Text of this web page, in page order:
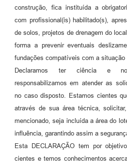
construção, fica instituída a
com profissional(is) habilitado(s),
de solos, projetos de drenagem do
forma a prevenir eventuais
fundações compatíveis com a situação
Declaramos ter ciência e
responsabilizamos em atender as
no caso disposto. Estamos cientes
através de sua área técnica,
mencionado, seja incluída a área do
influência, garantindo assim a
Esta DECLARAÇÃO tem por
cientes e temos conhecimentos